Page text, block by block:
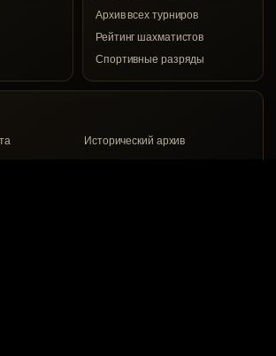
Архив всех турниров
Рейтинг шахматистов
Спортивные разряды
Исторический архив